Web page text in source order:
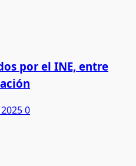
por el INE, entre
0